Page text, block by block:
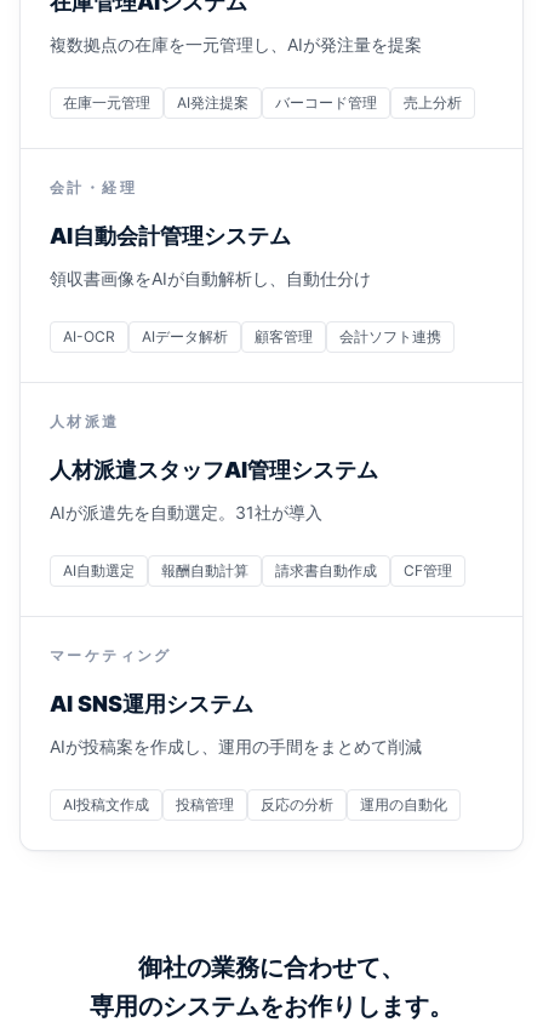
複数拠点の在庫を一元管理し、AIが発注量を提案
在庫一元管理 AI発注提案 バーコード管理 売上分析
会計・経理
AI自動会計管理システム
領収書画像をAIが自動解析し、自動仕分け
AI-OCR AIデータ解析 顧客管理 会計ソフト連携
人材派遣
人材派遣スタッフAI管理システム
AIが派遣先を自動選定。31社が導入
AI自動選定 報酬自動計算 請求書自動作成 CF管理
マーケティング
AI SNS運用システム
AIが投稿案を作成し、運用の手間をまとめて削減
AI投稿文作成 投稿管理 反応の分析 運用の自動化
御社の業務に合わせて、
専用のシステムをお作りします。